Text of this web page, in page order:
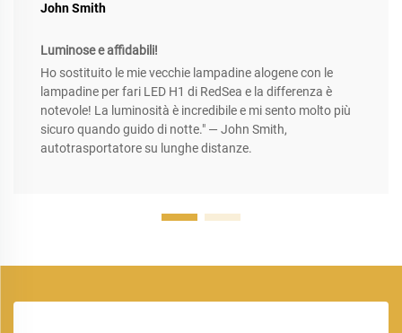
John Smith
Luminose e affidabili!
Ho sostituito le mie vecchie lampadine alogene con le
lampadine per fari LED H1 di RedSea e la differenza è
notevole! La luminosità è incredibile e mi sento molto più
sicuro quando guido di notte." — John Smith,
autotrasportatore su lunghe distanze.